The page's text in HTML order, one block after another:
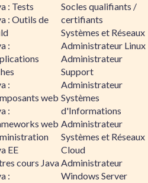
: Tests
: Outils de
:
:
web
:
web
EE
cours Java
:
Socles qualifiants /
certifiants
Systèmes et Réseaux
Administrateur Linux
Administrateur
Support
Administrateur
Systèmes
d'Informations
Administrateur
Systèmes et Réseaux
Cloud
Administrateur
Windows Server